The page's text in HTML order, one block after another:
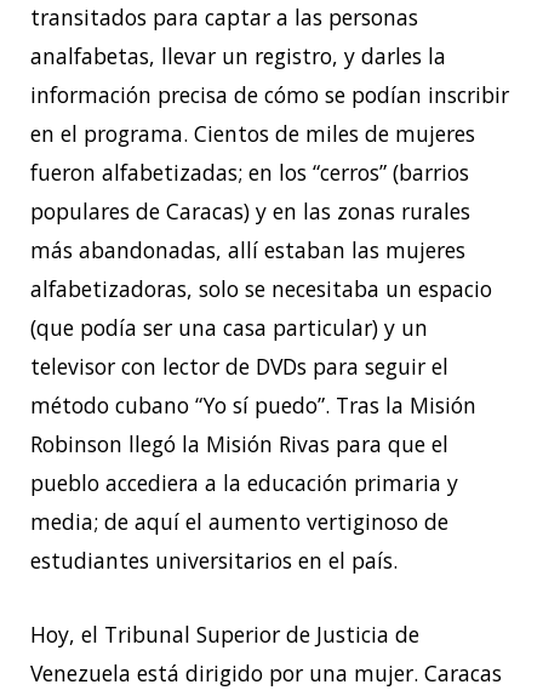
transitados para captar a las personas
analfabetas, llevar un registro, y darles la
información precisa de cómo se podían inscribir
en el programa. Cientos de miles de mujeres
fueron alfabetizadas; en los “cerros” (barrios
populares de Caracas) y en las zonas rurales
más abandonadas, allí estaban las mujeres
alfabetizadoras, solo se necesitaba un espacio
(que podía ser una casa particular) y un
televisor con lector de DVDs para seguir el
método cubano “Yo sí puedo”. Tras la Misión
Robinson llegó la Misión Rivas para que el
pueblo accediera a la educación primaria y
media; de aquí el aumento vertiginoso de
estudiantes universitarios en el país.
Hoy, el Tribunal Superior de Justicia de
Venezuela está dirigido por una mujer. Caracas